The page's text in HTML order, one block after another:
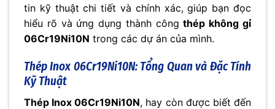
tin kỹ thuật chi tiết và chính xác, giúp bạn đọc
hiểu rõ và ứng dụng thành côngthép không gỉ
06Cr19Ni10N trong các dự án của mình.
Thép Inox 06Cr19Ni10N: Tổng Quan và Đặc Tính
Kỹ Thuật
Thép Inox 06Cr19Ni10N, hay còn được biết đến